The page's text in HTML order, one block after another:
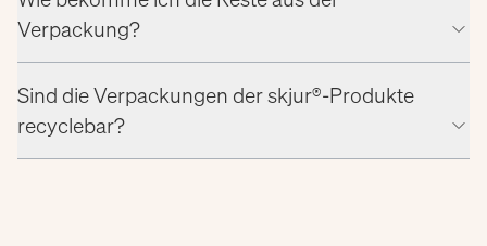
Verpackung?
Sind die Verpackungen der skjur®-Produkte
recyclebar?